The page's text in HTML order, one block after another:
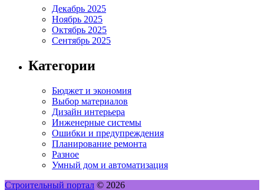
Декабрь 2025
Ноябрь 2025
Октябрь 2025
Сентябрь 2025
Категории
Бюджет и экономия
Выбор материалов
Дизайн интерьера
Инженерные системы
Ошибки и предупреждения
Планирование ремонта
Разное
Умный дом и автоматизация
Строительный портал © 2026